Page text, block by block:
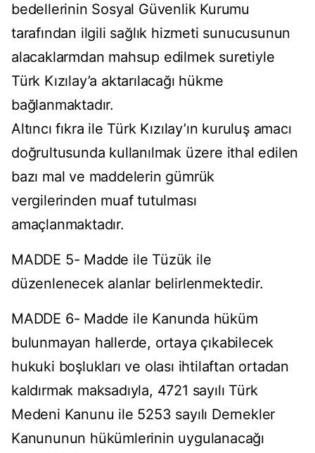
bedellerinin Sosyal Güvenlik Kurumu
tarafından ilgili sağlık hizmeti sunucusunun
alacaklarmdan mahsup edilmek suretiyle
Türk Kızılay’a aktarılacağı hükme
bağlanmaktadır.
Altıncı fıkra ile Türk Kızılay’ın kuruluş amacı
doğrultusunda kullanılmak üzere ithal edilen
bazı mal ve maddelerin gümrük
vergilerinden muaf tutulması
amaçlanmaktadır.
MADDE 5- Madde ile Tüzük ile
düzenlenecek alanlar belirlenmektedir.
MADDE 6- Madde ile Kanunda hüküm
bulunmayan hallerde, ortaya çıkabilecek
hukuki boşlukları ve olası ihtilaftan ortadan
kaldırmak maksadıyla, 4721 sayılı Türk
Medeni Kanunu ile 5253 sayılı Dernekler
Kanununun hükümlerinin uygulanacağı